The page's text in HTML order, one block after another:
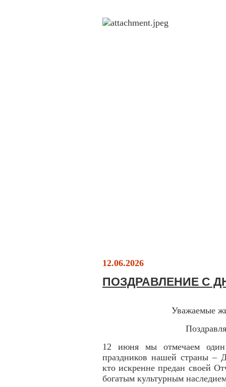
12.06.2026
ПОЗДРАВЛЕНИЕ С
Уважаемые
12 июня мы отмечаем
праздников нашей страны –
кто искренне предан своей
богатым культурным